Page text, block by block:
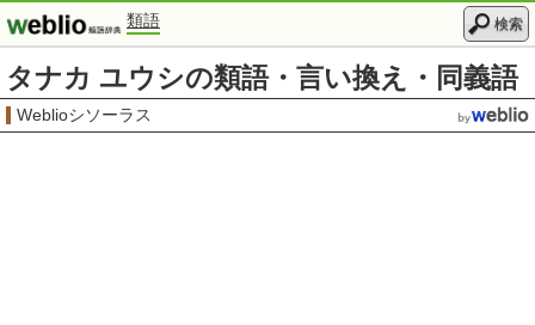
類語 検索
タナカ ユウシの類語・言い換え・同義語
Weblioシソーラス